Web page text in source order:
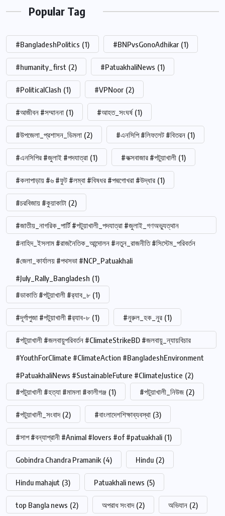
Popular Tag
#BangladeshPolitics (1) #BNPvsGonoAdhikar (1)
#humanity_first (2) #PatuakhaliNews (1)
#PoliticalClash (1) #VPNoor (2)
#আজীবন #সম্মাননা (1) #আহত_সংঘর্ষ (1)
#উপজেলা_প্রশাসন_ডিমলা (2) #এনসিপি #লিফলেট #বিতরন (1)
#এনসিপির #জুলাই #পদযাত্রা (1) #কক্সবাজার #পটুয়াখালী (1)
#কলাপাড়ায় #৬ #ফুট #লম্বা #বিষধর #পদ্মগোখরা #উদ্ধার (1)
#চরবিজায় #কুয়াকাটা (2)
#জাতীয়_নাগরিক_পার্টি #পটুয়াখালী_পদযাত্রা #জুলাই_গণঅভ্যুত্থান
#নাহিদ_ইসলাম #রাজনৈতিক_আন্দোলন #নতুন_রাজনীতি #সিস্টেম_পরিবর্তন
#জেলা_কার্যালয় #পথসভা #NCP_Patuakhali
#July_Rally_Bangladesh (1)
#ডাকাতি #পটুয়াখালী #র‍্যাব_৮ (1)
#দূর্গাপুজা #পটুয়াখালী #র‍্যাব-৮ (1) #নুরুল_হক_নুর (1)
#পটুয়াখালী #জলবায়ুপরিবর্তন #ClimateStrikeBD #জলবায়ু_ন্যায়বিচার
#YouthForClimate #ClimateAction #BangladeshEnvironment
#PatuakhaliNews #SustainableFuture #ClimateJustice (2)
#পটুয়াখালী #হত্যা #মামলা #কালীগঞ্জ (1) #পটুয়াখালী_নিউজ (2)
#পটুয়াখালী_সংবাদ (2) #বাংলাদেশশিক্ষাব্যবস্থা (3)
#সাপ #বন্যাপ্রানী #Animal #lovers #of #patuakhali (1)
Gobindra Chandra Pramanik (4) Hindu (2)
Hindu mahajut (3) Patuakhali news (5)
top Bangla news (2) অপরাধ সংবাদ (2) অভিযান (2)